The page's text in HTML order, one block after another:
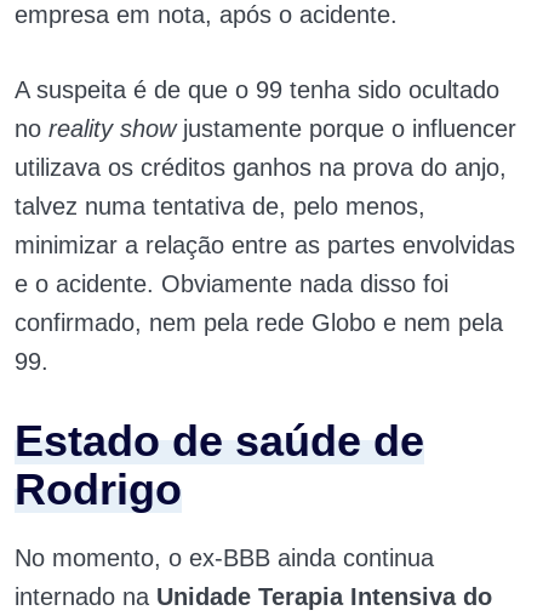
empresa em nota, após o acidente.
A suspeita é de que o 99 tenha sido ocultado
no reality showjustamente porque o influencer
utilizava os créditos ganhos na prova do anjo,
talvez numa tentativa de, pelo menos,
minimizar a relação entre as partes envolvidas
e o acidente. Obviamente nada disso foi
confirmado, nem pela rede Globo e nem pela
99.
Estado de saúde de
Rodrigo
No momento, o ex-BBB ainda continua
internado na Unidade Terapia Intensiva do